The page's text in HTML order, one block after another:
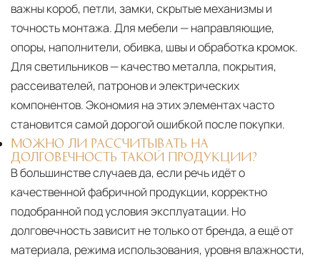
важны короб, петли, замки, скрытые механизмы и
точность монтажа. Для мебели — направляющие,
опоры, наполнители, обивка, швы и обработка кромок.
Для светильников — качество металла, покрытия,
рассеивателей, патронов и электрических
компонентов. Экономия на этих элементах часто
становится самой дорогой ошибкой после покупки.
МОЖНО ЛИ РАССЧИТЫВАТЬ НА
ДОЛГОВЕЧНОСТЬ ТАКОЙ ПРОДУКЦИИ?
В большинстве случаев да, если речь идёт о
качественной фабричной продукции, корректно
подобранной под условия эксплуатации. Но
долговечность зависит не только от бренда, а ещё от
материала, режима использования, уровня влажности,